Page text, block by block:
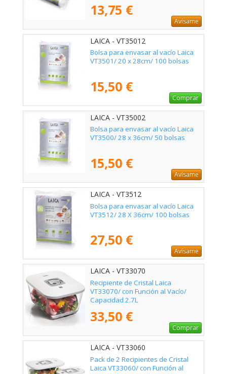
13,75 €
Avísame
LAICA - VT35012
Bolsa para envasar al vacío Laica
VT3501/ 20 x 28cm/ 100 bolsas
15,50 €
Comprar
LAICA - VT35002
Bolsa para envasar al vacío Laica
VT3500/ 28 x 36cm/ 50 bolsas
15,50 €
Avísame
LAICA - VT3512
Bolsa para envasar al vacío Laica
VT3512/ 28 X 36cm/ 100 bolsas
27,50 €
Avísame
LAICA - VT33070
Recipiente de Cristal Laica
VT33070/ con Función al Vacío/
Capacidad 2.7L
33,50 €
Comprar
LAICA - VT33060
Pack de 2 Recipientes de Cristal
Laica VT33060/ con Función al